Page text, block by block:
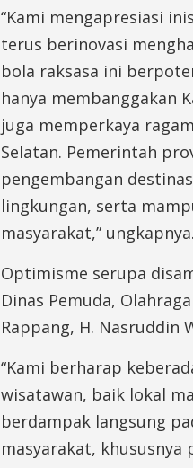
“Kami mengapresiasi
terus berinovasi
bola raksasa ini
hanya membanggakan
juga memperkaya
Selatan. Pemerintah
pengembangan
lingkungan, serta
masyarakat,” ungkapnya.
Optimisme serupa
Dinas Pemuda,
Rappang, H. Nasruddin
“Kami berharap
wisatawan, baik lokal
berdampak langsung
masyarakat, khususnya